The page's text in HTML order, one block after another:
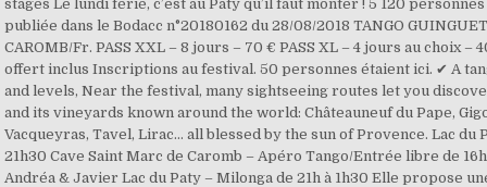
stages Le lundi férié, c’est au Paty qu’il faut monter ! 5 120
publiée dans le Bodacc n°20180162 du 28/08/2018 TANGO
CAROMB/Fr. PASS XXL – 8 jours – 70 € PASS XL – 4 jours au choix –
offert inclus Inscriptions au festival. 50 personnes étaient ici. ✔ A
and levels, Near the festival, many sightseeing routes let you
and its vineyards known around the world: Châteauneuf du Pape,
Vacqueyras, Tavel, Lirac… all blessed by the sun of Provence. Lac du
21h30 Cave Saint Marc de Caromb – Apéro Tango/Entrée libre de
Andréa & Javier Lac du Paty – Milonga de 21h à 1h30 Elle propose